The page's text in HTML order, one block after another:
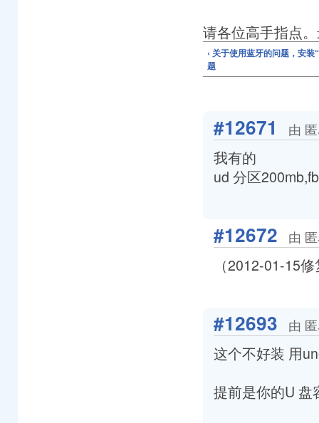
请各位高手指点
‹ 关于使用蓝牙的问题，安
题
#12671 由
我有的
ud 分区
#12672 由
（2012-01-15
#12693 由
这个不好装 用
提前是你的U 盘